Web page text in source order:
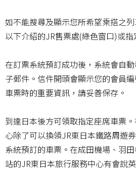
如不能搜尋及顯示您所希望乘搭之
以下介紹的JR售票處(綠色窗口)或
在訂票系統預訂成功後，系統會自
子郵件。信件開頭會顯示您的會員
車票時的重要資訊，請妥善保存。
到達日本後方可領取指定座席車票
心除了可以換領JR東日本鐵路周遊
系統預訂的車票。在成田機場、羽
站的JR東日本旅行服務中心有會說